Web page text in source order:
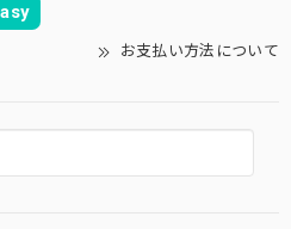
お支払い方法について